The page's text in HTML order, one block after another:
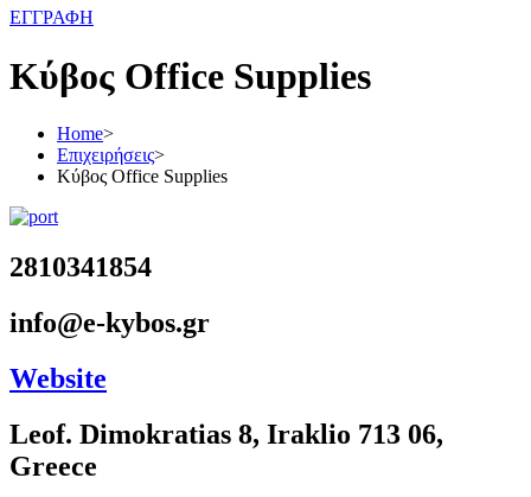
ΕΓΓΡΑΦΗ
Κύβος Office Supplies
Home>
Επιχειρήσεις>
Κύβος Office Supplies
2810341854
info@e-kybos.gr
Website
Leof. Dimokratias 8, Iraklio 713 06,
Greece